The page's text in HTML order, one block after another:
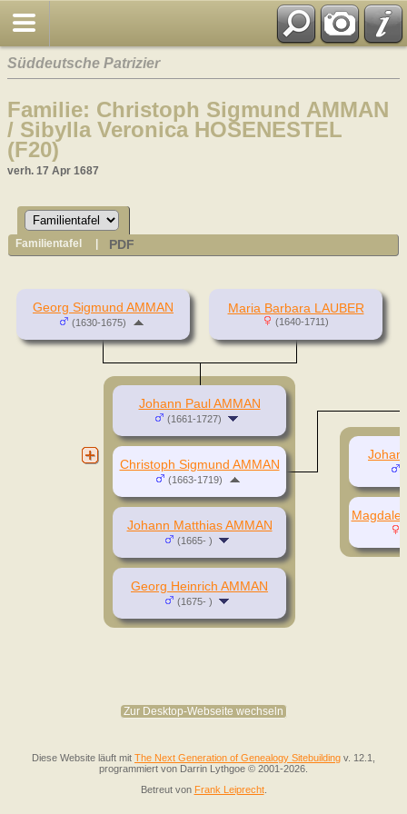
Süddeutsche Patrizier
Familie: Christoph Sigmund AMMAN
/ Sibylla Veronica HOSENESTEL
(F20)
verh. 17 Apr 1687
Familientafel PDF
Georg Sigmund AMMAN
(1630-1675)
Maria Barbara LAUBER
(1640-1711)
Johann Paul AMMAN
(1661-1727)
Johann Matthias AMMAN
(1665- )
Georg Heinrich AMMAN
(1675- )
Christoph Sigmund AMMAN
(1663-1719)
Zur Desktop-Webseite wechseln
Diese Website läuft mit The Next Generation of Genealogy Sitebuilding v. 12.1,
programmiert von Darrin Lythgoe © 2001-2026.
Betreut von Frank Leiprecht.